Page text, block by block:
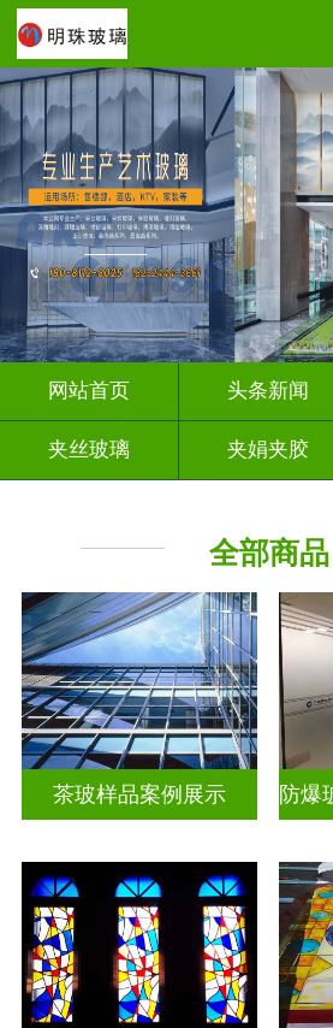
网站首页 头条新闻
夹丝玻璃 夹娟夹胶
工程玻璃
全部商品
茶玻样品案例展示